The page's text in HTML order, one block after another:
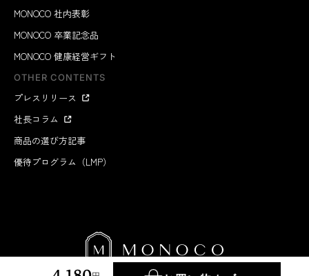
MONOCO 社内表彰
MONOCO 卒業記念品
MONOCO 健康経営ギフト
OTHER CONTENTS
プレスリリース
社長コラム
商品の選び方記事
優待プログラム（LMP）